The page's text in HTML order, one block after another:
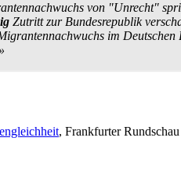
von "Unrecht"
Zutritt zur Bundesrepublik
im
, Frankfurter